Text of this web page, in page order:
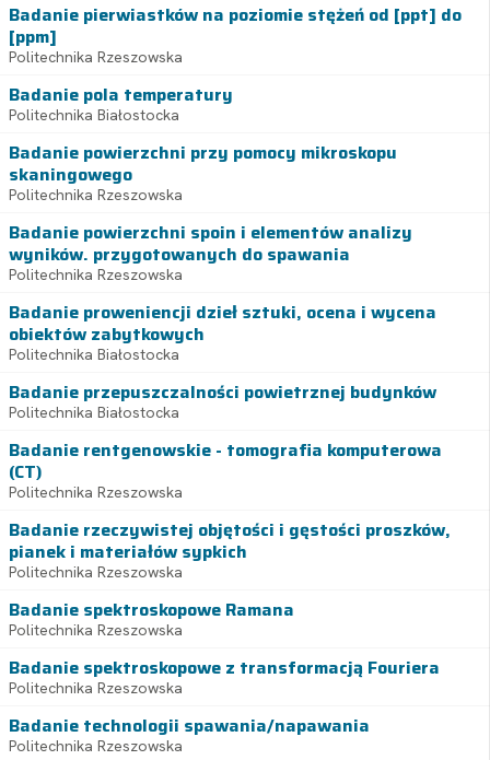
Badanie pierwiastków na poziomie stężeń od [ppt] do
[ppm]
Politechnika Rzeszowska
Badanie pola temperatury
Politechnika Białostocka
Badanie powierzchni przy pomocy mikroskopu
skaningowego
Politechnika Rzeszowska
Badanie powierzchni spoin i elementów analizy
wyników. przygotowanych do spawania
Politechnika Rzeszowska
Badanie proweniencji dzieł sztuki, ocena i wycena
obiektów zabytkowych
Politechnika Białostocka
Badanie przepuszczalności powietrznej budynków
Politechnika Białostocka
Badanie rentgenowskie - tomografia komputerowa
(CT)
Politechnika Rzeszowska
Badanie rzeczywistej objętości i gęstości proszków,
pianek i materiałów sypkich
Politechnika Rzeszowska
Badanie spektroskopowe Ramana
Politechnika Rzeszowska
Badanie spektroskopowe z transformacją Fouriera
Politechnika Rzeszowska
Badanie technologii spawania/napawania
Politechnika Rzeszowska